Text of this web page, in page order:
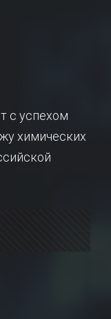
с успехом
химических